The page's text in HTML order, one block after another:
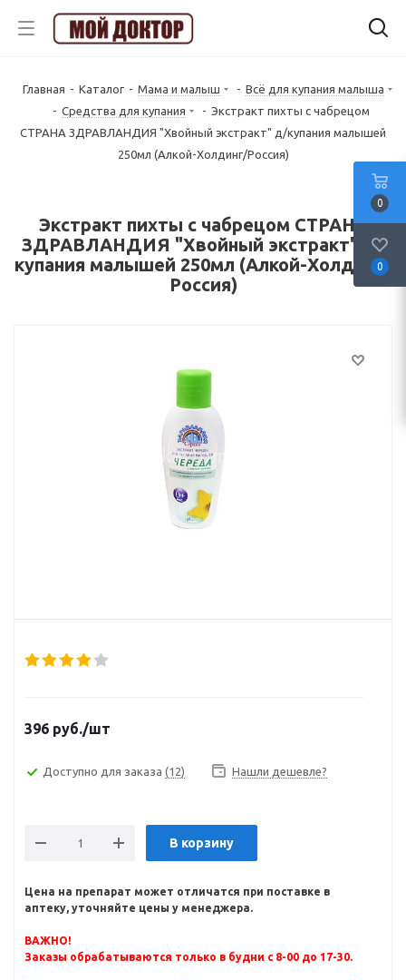
Главная - Каталог - Мама и малыш - Всё для купания малыша
- Средства для купания - Экстракт пихты с чабрецом
СТРАНА ЗДРАВЛАНДИЯ "Хвойный экстракт" д/купания малышей
250мл (Алкой-Холдинг/Россия)
Экстракт пихты с чабрецом СТРАНА
ЗДРАВЛАНДИЯ "Хвойный экстракт" д/
купания малышей 250мл (Алкой-Холдинг/
Россия)
396 руб./шт
Доступно для заказа (12) Нашли дешевле?
В корзину
Цена на препарат может отличатся при поставке в
аптеку, уточняйте цены у менеджера.
ВАЖНО!
Заказы обрабатываются только в будни с 8-00 до 17-30.
0
0